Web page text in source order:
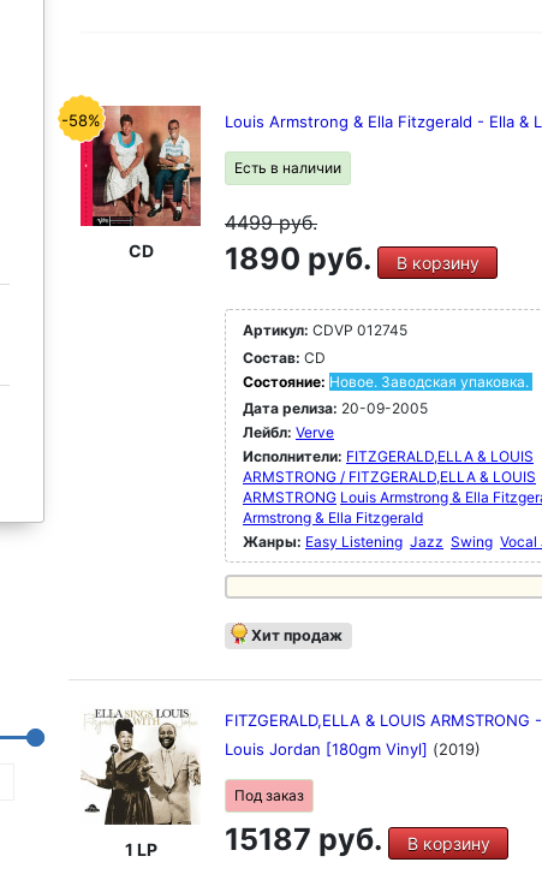
-58%
CD
Louis Armstrong & Ella Fitzgerald - Ella &
Есть в наличии
4499руб.
1890 руб. В корзину
Артикул: CDVP 012745
Состав: CD
Состояние: Новое. Заводская упаковка.
Дата релиза: 20-09-2005
Лейбл: Verve
Исполнители: FITZGERALD,ELLA & LOUIS
ARMSTRONG / FITZGERALD,ELLA & LOUIS
ARMSTRONG Louis Armstrong & Ella
Armstrong & Ella Fitzgerald
Жанры: Easy Listening Jazz Swing Vocal
Хит продаж
1 LP
FITZGERALD,ELLA & LOUIS
Louis Jordan [180gm Vinyl] (2019)
Под заказ
15187 руб. В корзину